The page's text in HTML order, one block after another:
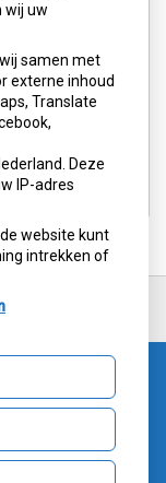
voor
zijn om
Voorwaarden
wij uw
samen met
externe inhoud
Translate
Deze
IP-adres
website kunt
intrekken of